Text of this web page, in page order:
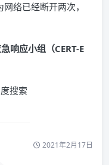
络已经断开两次，
响应小组（CERT-E
搜索
2021年2月17日